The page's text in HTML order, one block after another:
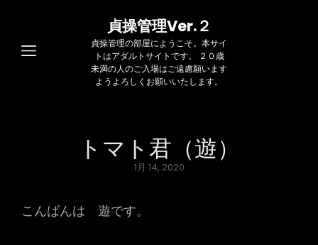
貞操管理Ver.２
貞操管理の部屋にようこそ。本サイ
トはアダルトサイトです。 ２０歳
未満の人のご入場はご遠慮願います
ようよろしくお願いいたします。
トマト君（遊）
Posted
1月 14, 2020
こんばんは 遊です。